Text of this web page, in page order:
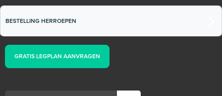
BESTELLING HERROEPEN
GRATIS LEGPLAN AANVRAGEN